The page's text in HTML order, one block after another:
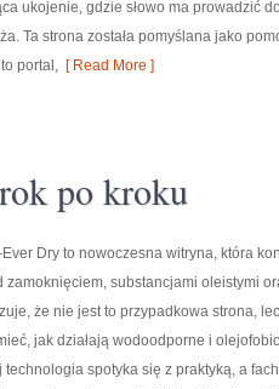
ukojenie, gdzie słowo ma prowadzić
Ta strona została pomyślana jako
portal, [ Read More ]
po kroku
Ever Dry to nowoczesna witryna, która
zamoknięciem, substancjami oleistymi
że nie jest to przypadkowa strona,
jak działają wodoodporne i
technologia spotyka się z praktyką, a